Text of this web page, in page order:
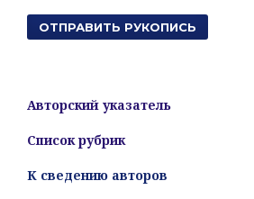
ОТПРАВИТЬ РУКОПИСЬ
Авторский указатель
Список рубрик
К сведению авторов